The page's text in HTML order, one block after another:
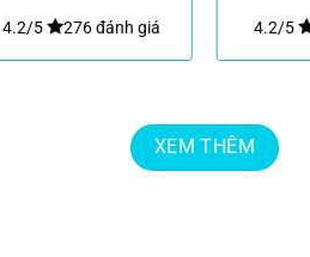
4.2/5
276 đánh giá
4.2/5
XEM THÊM